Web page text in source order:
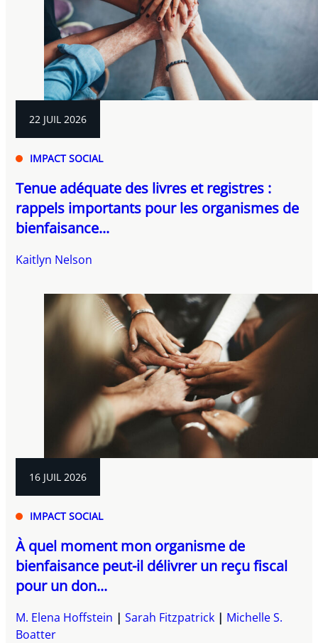
22 JUIL 2026
IMPACT SOCIAL
Tenue adéquate des livres et registres :
rappels importants pour les organismes de
bienfaisance...
Kaitlyn Nelson
16 JUIL 2026
IMPACT SOCIAL
À quel moment mon organisme de
bienfaisance peut-il délivrer un reçu fiscal
pour un don...
M. Elena Hoffstein Sarah Fitzpatrick
Michelle S.
Boatter